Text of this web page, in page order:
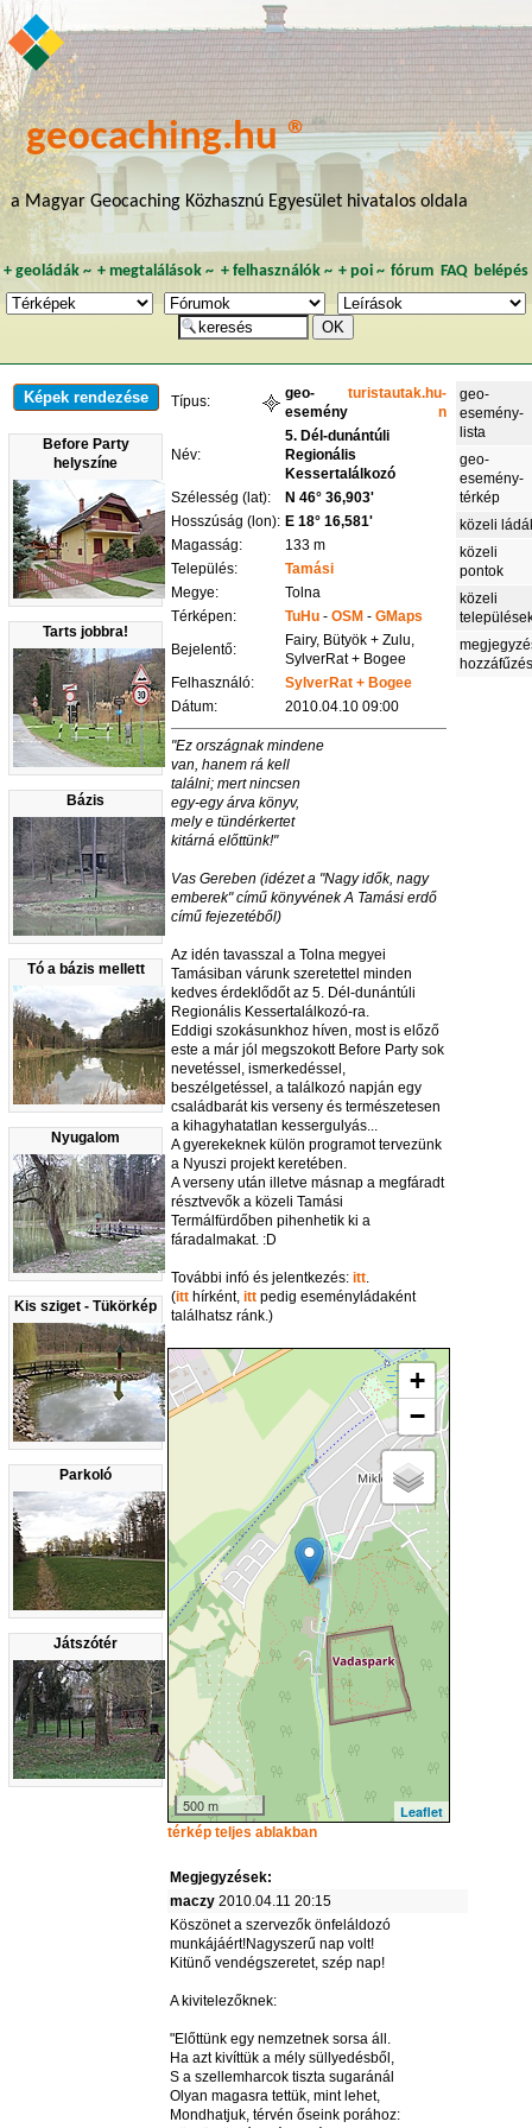
geocaching.hu ®
a Magyar Geocaching Közhasznú Egyesület hivatalos oldala
+ geoládák~ +megtalálások ~ + felhasználók~ + poi~ fórum FAQ belépés
Képek rendezése
Before Party
helyszíne
Tarts jobbra!
Bázis
Tó a bázis mellett
Nyugalom
Kis sziget - Tükörkép
Parkoló
Játszótér
Típus:
geo-
esemény
turistautak.hu-
n
Név:
5. Dél-dunántúli
Regionális
Kessertalálkozó
Szélesség (lat):
N 46° 36,903'
Hosszúság (lon): E 18° 16,581'
Magasság:
133 m
Település:
Tamási
Megye:
Tolna
Térképen:
TuHu -OSM -GMaps
Bejelentő:
Fairy, Bütyök + Zulu,
SylverRat + Bogee
Felhasználó:
SylverRat + Bogee
Dátum:
2010.04.10 09:00
"Ez országnak mindene
van, hanem rá kell
találni; mert nincsen
egy-egy árva könyv,
mely e tündérkertet
kitárná előttünk!"
Vas Gereben (idézet a "Nagy idők, nagy
emberek" című könyvének A Tamási erdő
című fejezetéből)
Az idén tavasszal a Tolna megyei
Tamásiban várunk szeretettel minden
kedves érdeklődőt az 5. Dél-dunántúli
Regionális Kessertalálkozó-ra.
Eddigi szokásunkhoz híven, most is előző
este a már jól megszokott Before Party sok
nevetéssel, ismerkedéssel,
beszélgetéssel, a találkozó napján egy
családbarát kis verseny és természetesen
a kihagyhatatlan kessergulyás...
A gyerekeknek külön programot tervezünk
a Nyuszi projekt keretében.
A verseny után illetve másnap a megfáradt
résztvevők a közeli Tamási
Termálfürdőben pihenhetik ki a
fáradalmakat. :D
További infó és jelentkezés:itt.
(itt hírként,itt pedig eseményládaként
találhatsz ránk.)
+
−
500 m Leaflet
térkép teljes ablakban
geo-
esemény-
lista
geo-
esemény-
térkép
közeli
közeli
pontok
közeli
Megjegyzések:
maczy 2010.04.11 20:15
Köszönet a szervezők önfeláldozó
munkájáért!Nagyszerű nap volt!
Kitünő vendégszeretet, szép nap!
A kivitelezőknek:
"Előttünk egy nemzetnek sorsa áll.
Ha azt kivíttük a mély süllyedésből,
S a szellemharcok tiszta sugaránál
Olyan magasra tettük, mint lehet,
Mondhatjuk, térvén őseink porához: